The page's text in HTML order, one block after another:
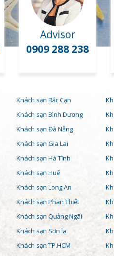
Advisor
0909 288 238
Khách sạn Bắc Cạn
Khách sạn Bình Dương
Khách sạn Đà Nẵng
Khách sạn Gia Lai
Khách sạn Hà Tĩnh
Khách sạn Huế
Khách sạn Long An
Khách sạn Phan Thiết
Khách sạn Quảng Ngãi
Khách sạn Sơn la
Khách sạn TP.HCM